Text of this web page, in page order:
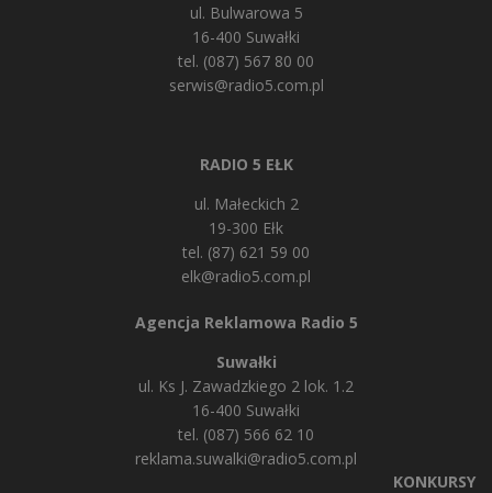
ul. Bulwarowa 5
16-400 Suwałki
tel. (087) 567 80 00
serwis@radio5.com.pl
RADIO 5 EŁK
ul. Małeckich 2
19-300 Ełk
tel. (87) 621 59 00
elk@radio5.com.pl
Agencja Reklamowa Radio 5
Suwałki
ul. Ks J. Zawadzkiego 2 lok. 1.2
16-400 Suwałki
tel. (087) 566 62 10
reklama.suwalki@radio5.com.pl
KONKURSY